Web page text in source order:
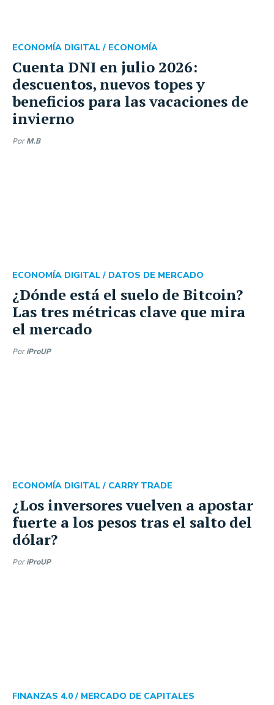
Cuenta DNI en julio 2026:
descuentos, nuevos topes y
beneficios para las vacaciones de
invierno
ECONOMÍA DIGITAL / ECONOMÍA
Por M.B
¿Dónde está el suelo de Bitcoin?
Las tres métricas clave que mira
el mercado
ECONOMÍA DIGITAL / DATOS DE MERCADO
Por iProUP
¿Los inversores vuelven a apostar
fuerte a los pesos tras el salto del
dólar?
ECONOMÍA DIGITAL / CARRY TRADE
Por iProUP
FINANZAS 4.0 / MERCADO DE CAPITALES